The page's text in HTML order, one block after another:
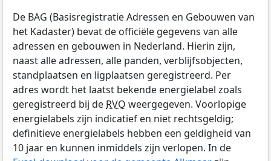
De BAG (Basisregistratie Adressen en Gebouwen van
het Kadaster) bevat de officiële gegevens van alle
adressen en gebouwen in Nederland. Hierin zijn,
naast alle adressen, alle panden, verblijfsobjecten,
standplaatsen en ligplaatsen geregistreerd. Per
adres wordt het laatst bekende energielabel zoals
geregistreerd bij de RVO weergegeven. Voorlopige
energielabels zijn indicatief en niet rechtsgeldig;
definitieve energielabels hebben een geldigheid van
10 jaar en kunnen inmiddels zijn verlopen. In de